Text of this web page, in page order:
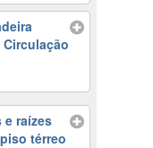
e raízes
térreo